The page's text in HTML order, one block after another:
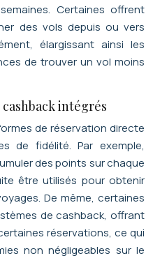
Certaines offrent
des vols depuis ou vers
élargissant ainsi les
de trouver un vol moins
intégrés
de réservation directe
de fidélité. Par exemple,
des points sur chaque
être utilisés pour obtenir
De même, certaines
de cashback, offrant
réservations, ce qui
non négligeables sur le